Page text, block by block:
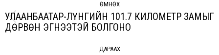
ӨМНӨХ
Previous
УЛААНБААТАР-ЛҮНГИЙН 101.7 КИЛОМЕТР ЗАМЫГ
ДӨРВӨН ЭГНЭЭТЭЙ БОЛГОНО
ДАРААХ